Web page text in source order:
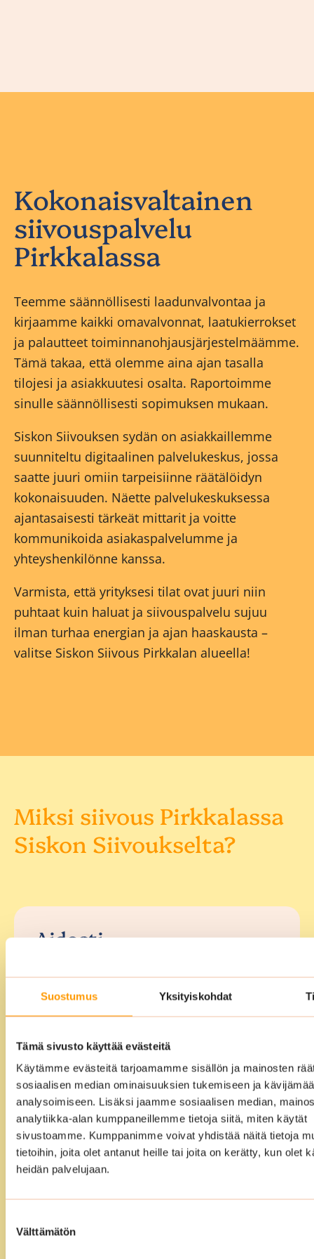
Suostumus Yksityiskohdat
Tämä sivusto käyttää evästeitä
Käytämme evästeitä tarjoamamme sisällön ja mainosten
sosiaalisen median ominaisuuksien tukemiseen ja
analysoimiseen. Lisäksi jaamme sosiaalisen median,
analytiikka-alan kumppaneillemme tietoja siitä, miten käytät
sivustoamme. Kumppanimme voivat yhdistää näitä tietoja
tietoihin, joita olet antanut heille tai joita on kerätty, kun olet
heidän palvelujaan.
valinta
Välttämätön
Kokonaisvaltainen
siivouspalvelu
Pirkkalassa
Teemme säännöllisesti laadunvalvontaa ja
kirjaamme kaikki omavalvonnat, laatukierrokset
ja palautteet toiminnanohjausjärjestelmäämme.
Tämä takaa, että olemme aina ajan tasalla
tilojesi ja asiakkuutesi osalta. Raportoimme
sinulle säännöllisesti sopimuksen mukaan.
Siskon Siivouksen sydän on asiakkaillemme
suunniteltu digitaalinen palvelukeskus, jossa
saatte juuri omiin tarpeisiinne räätälöidyn
kokonaisuuden. Näette palvelukeskuksessa
ajantasaisesti tärkeät mittarit ja voitte
kommunikoida asiakaspalvelumme ja
yhteyshenkilönne kanssa.
Varmista, että yrityksesi tilat ovat juuri niin
puhtaat kuin haluat ja siivouspalvelu sujuu
ilman turhaa energian ja ajan haaskausta –
valitse Siskon Siivous Pirkkalan alueella!
Miksi siivous Pirkkalassa
Siskon Siivoukselta?
Aidosti
siivouspalvelu
Voitte ulkoistaa siivouksen meille täysin.
Laadimme yhdessä kanssanne
vuosikellosuunnitelman ja sen jälkeen
me hoidamme loput. Meidän
ammattitaitoiset ja koulutetut siivoojat
varmistavat, että tilat ovat siivouksen
jälkeen puhtaat, edustavat ja täysin
käyttövalmiit.